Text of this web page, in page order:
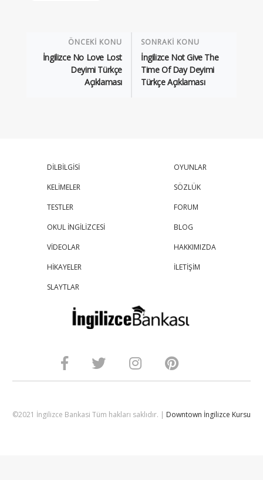
ÖNCEKİ KONU
İngilizce No Love Lost
Deyimi Türkçe
Açıklaması
SONRAKİ KONU
İngilizce Not Give The
Time Of Day Deyimi
Türkçe Açıklaması
DİLBİLGİSİ
KELİMELER
TESTLER
OKUL İNGİLİZCESİ
VİDEOLAR
HİKAYELER
SLAYTLAR
OYUNLAR
SÖZLÜK
FORUM
BLOG
HAKKIMIZDA
İLETİŞİM
©2021 İngilizce Bankasi Tüm hakları saklıdır. | Downtown İngilizce Kursu